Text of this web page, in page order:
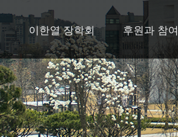
이한열 장학회 후원과 참여